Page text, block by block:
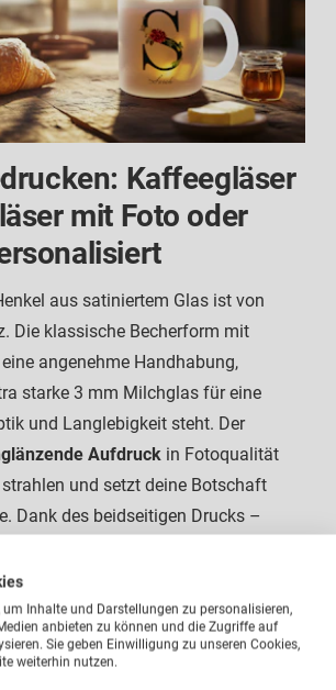
Kaffeegläser
mit Foto oder
aus satiniertem Glas ist von
Die klassische Becherform mit
angenehme Handhabung,
starke 3 mm Milchglas für eine
und Langlebigkeit steht. Der
Aufdruck in Fotoqualität
und setzt deine Botschaft
Dank des beidseitigen Drucks –
gut sichtbar. Durch den speziellen
Glasdruck bleibt das Motiv extrem
und farbintensiv. Mit einem
von 300 ml bietet deine
um Inhalte und Darstellungen zu personalisieren,
anbieten zu können und die Zugriffe auf
Sie geben Einwilligung zu unseren Cookies,
weiterhin nutzen.